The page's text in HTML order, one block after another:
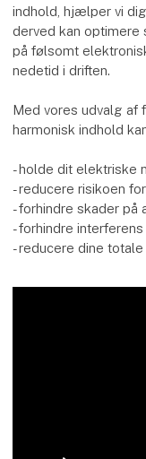
indhold, hjælper vi
derved kan
på følsomt
nedetid i driften.
Med vores udvalg af
harmonisk indhold
- holde dit elektriske
- reducere risikoen
- forhindre skader på
- forhindre
- reducere dine